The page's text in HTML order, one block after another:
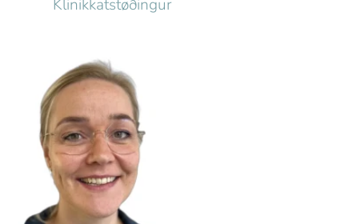
Klinikkatstøðingur